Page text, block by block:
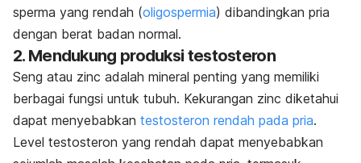
sperma yang rendah (oligospermia) dibandingkan pria
dengan berat badan normal.
2. Mendukung produksi testosteron
Seng atau zinc adalah mineral penting yang memiliki
berbagai fungsi untuk tubuh. Kekurangan zinc diketahui
dapat menyebabkan testosteron rendah pada pria.
Level testosteron yang rendah dapat menyebabkan